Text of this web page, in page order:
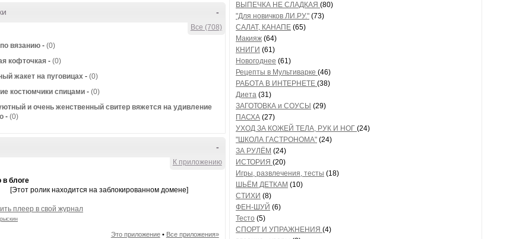
-
Все (708)
по вязанию - (0)
кофточкая - (0)
жакет на пуговицах - (0)
костюмчики спицами - (0)
и очень женственный свитер вяжется на удивление
- (0)
-
К приложению
в блоге
[Этот ролик находится на заблокированном домене]
плеер в свой журнал
Это приложение• Все приложения»
ВЫПЕЧКА НЕ СЛАДКАЯ (80)
"Для новичков ЛИ.РУ." (73)
САЛАТ, КАНАПЕ (65)
Макияж (64)
КНИГИ (61)
Новогоднее (61)
Рецепты в Мультиварке (46)
РАБОТА В ИНТЕРНЕТЕ (38)
Диета (31)
ЗАГОТОВКА и СОУСЫ (29)
ПАСХА (27)
УХОД ЗА КОЖЕЙ ТЕЛА, РУК И НОГ (24)
"ШКОЛА ГАСТРОНОМА" (24)
ЗА РУЛЁМ (24)
ИСТОРИЯ (20)
Игры, развлечения, тесты (18)
ШЬЁМ ДЕТКАМ (10)
СТИХИ (8)
ФЕН-ШУЙ (6)
Тесто (5)
СПОРТ И УПРАЖНЕНИЯ (4)